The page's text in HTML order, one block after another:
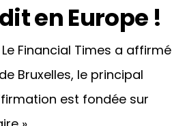
en Europe !
Financial Times a affirmé
Bruxelles, le principal
est fondée sur